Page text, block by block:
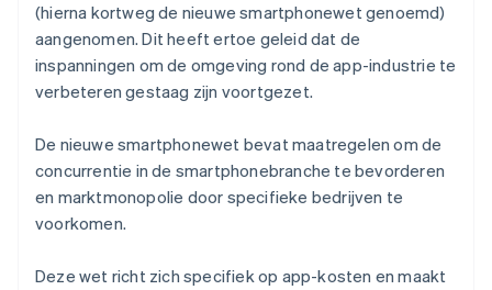
(hierna kortweg de nieuwe smartphonewet genoemd)
aangenomen. Dit heeft ertoe geleid dat de
inspanningen om de omgeving rond de app-industrie te
verbeteren gestaag zijn voortgezet.
De nieuwe smartphonewet bevat maatregelen om de
concurrentie in de smartphonebranche te bevorderen
en marktmonopolie door specifieke bedrijven te
voorkomen.
Deze wet richt zich specifiek op app-kosten en maakt